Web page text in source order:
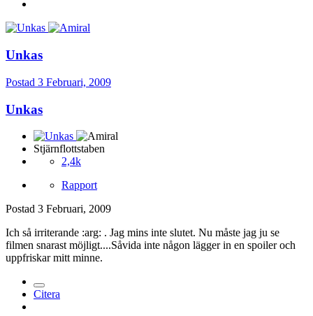
Unkas
Postad 3 Februari, 2009
Unkas
Stjärnflottstaben
2,4k
Rapport
Postad 3 Februari, 2009
Ich så irriterande :arg: . Jag mins inte slutet. Nu måste jag ju se
filmen snarast möjligt....Såvida inte någon lägger in en spoiler och
uppfriskar mitt minne.
Citera